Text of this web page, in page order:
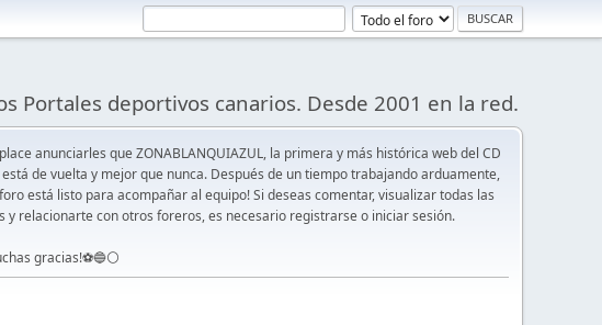
Portales deportivos canarios. Desde 2001 en la red.
anunciarles que ZONABLANQUIAZUL, la primera y más histórica web del CD
de vuelta y mejor que nunca. Después de un tiempo trabajando arduamente,
está listo para acompañar al equipo! Si deseas comentar, visualizar todas las
y relacionarte con otros foreros, es necesario registrarse o iniciar sesión.
gracias!⚽️🔵⚪️